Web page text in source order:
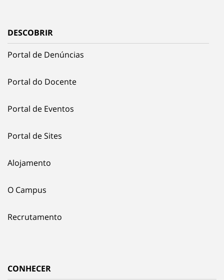
DESCOBRIR
Portal de Denúncias
Portal do Docente
Portal de Eventos
Portal de Sites
Alojamento
O Campus
Recrutamento
CONHECER